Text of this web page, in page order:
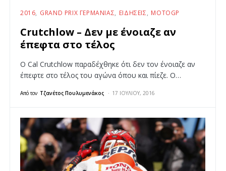
2016 GRAND PRIX ΓΕΡΜΑΝΊΑΣ ΕΙΔΉΣΕΙΣ MOTOGP
Crutchlow – Δεν με ένοιαζε αν
έπεφτα στο τέλος
Ο Cal Crutchlow παραδέχθηκε ότι δεν τον ένοιαζε αν
έπεφτε στο τέλος του αγώνα όπου και πίεζε. Ο…
Από τον Τζανέτος Πουλυμενάκος 17 ΙΟΥΛΊΟΥ, 2016